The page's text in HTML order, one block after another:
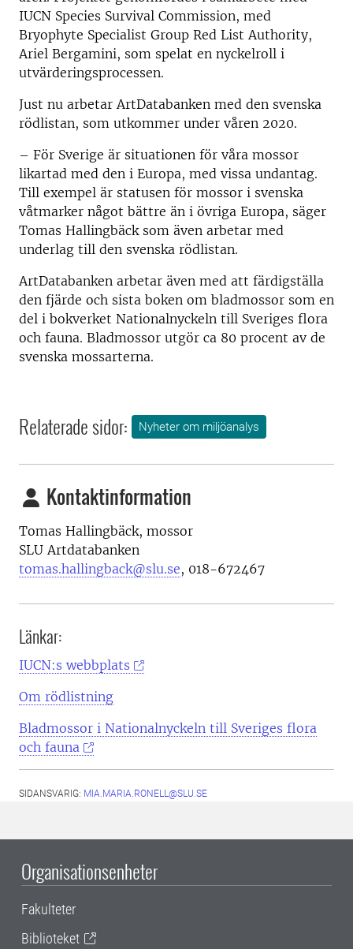
IUCN Species Survival Commission, med
Bryophyte Specialist Group Red List Authority,
Ariel Bergamini, som spelat en nyckelroll i
utvärderingsprocessen.
Just nu arbetar ArtDatabanken med den svenska
rödlistan, som utkommer under våren 2020.
– För Sverige är situationen för våra mossor
likartad med den i Europa, med vissa undantag.
Till exempel är statusen för mossor i svenska
våtmarker något bättre än i övriga Europa, säger
Tomas Hallingbäck som även arbetar med
underlag till den svenska rödlistan.
ArtDatabanken arbetar även med att färdigställa
den fjärde och sista boken om bladmossor som en
del i bokverket Nationalnyckeln till Sveriges flora
och fauna. Bladmossor utgör ca 80 procent av de
svenska mossarterna.
Relaterade sidor: Nyheter om miljöanalys
Kontaktinformation
Tomas Hallingbäck, mossor
SLU Artdatabanken
tomas.hallingback@slu.se, 018-672467
Länkar:
IUCN:s webbplats
Om rödlistning
Bladmossor i Nationalnyckeln till Sveriges flora
och fauna
SIDANSVARIG: MIA.MARIA.RONELL@SLU.SE
Organisationsenheter
Fakulteter
Biblioteket